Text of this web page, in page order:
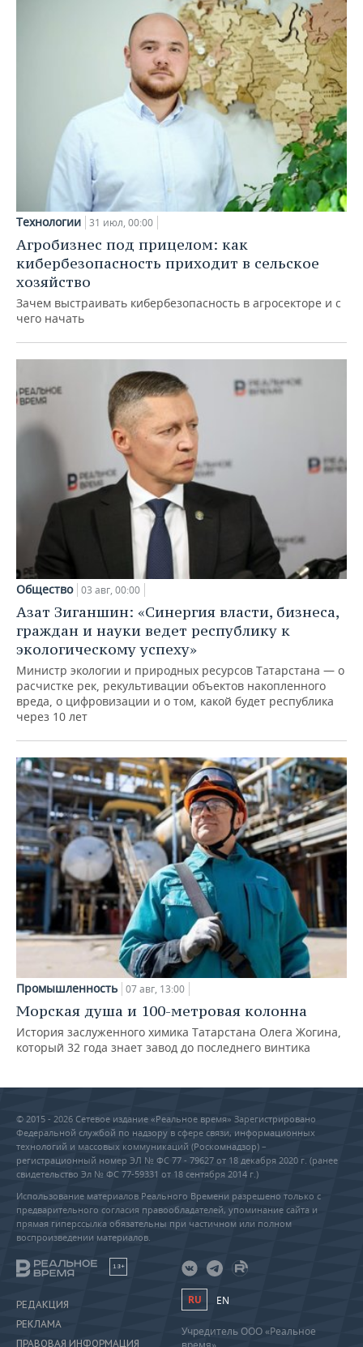
Технологии 31 июл, 00:00
Агробизнес под прицелом: как
кибербезопасность приходит в сельское
хозяйство
Зачем выстраивать кибербезопасность в агросекторе и с
чего начать
Общество 03 авг, 00:00
Азат Зиганшин: «Синергия власти, бизнеса,
граждан и науки ведет республику к
экологическому успеху»
Министр экологии и природных ресурсов Татарстана — о
расчистке рек, рекультивации объектов накопленного
вреда, о цифровизации и о том, какой будет республика
через 10 лет
Промышленность 07 авг, 13:00
Морская душа и 100-метровая колонна
История заслуженного химика Татарстана Олега Жогина,
который 32 года знает завод до последнего винтика
© 2015 - 2026 Сетевое издание «Реальное время» Зарегистрировано
Федеральной службой по надзору в сфере связи, информационных
технологий и массовых коммуникаций (Роскомнадзор) –
регистрационный номер ЭЛ № ФС 77 - 79627 от 18 декабря 2020 г. (ранее
свидетельство Эл № ФС 77-59331 от 18 сентября 2014 г.)
Использование материалов Реального Времени разрешено только с
предварительного согласия правообладателей, упоминание сайта и
прямая гиперссылка обязательны при частичном или полном
воспроизведении материалов.
18+
РЕДАКЦИЯ
РЕКЛАМА
ПРАВОВАЯ ИНФОРМАЦИЯ
RU EN
Учредитель ООО «Реальное